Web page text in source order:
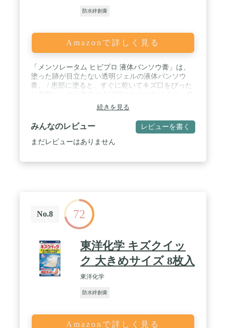
防水絆創膏
Amazonで詳しく見る
「メンソレータム ヒビプロ 液体バンソウ膏」は、
塗った跡が目立たない透明ジェルの液体バンソウ
膏。 / 患部に塗ると、すぐに乾いてキズ口をぴった
口を外的刺激から守ります。 / 殺菌成分「トリクロ
ロカルバニリド」配合で、傷口をしっかり殺菌消毒
します。 / ドーム型チューブ採用で、そのまま患部
に塗れて指が汚れません。 / 靴ずれにもお使いいた
だけます。
続きを見る
みんなのレビュー レビューを書く
まだレビューはありません
No.8 72
東洋化学 キズクイッ
ク 大きめサイズ 8枚入
東洋化学
防水絆創膏
Amazonで詳しく見る